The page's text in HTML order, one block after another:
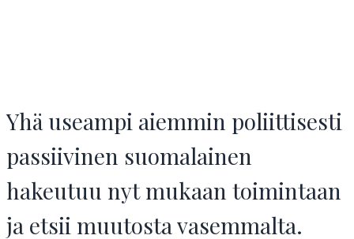
Yhä useampi aiemmin poliittisesti
passiivinen suomalainen
hakeutuu nyt mukaan toimintaan
ja etsii muutosta vasemmalta.